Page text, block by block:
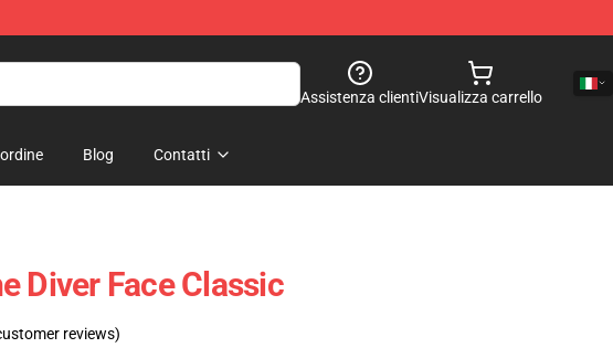
Assistenza clientiVisualizza carrello
Blog Contatti
Diver Face Classic
reviews)